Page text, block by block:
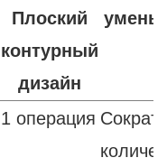
Плоский
контурный
дизайн
1 операция